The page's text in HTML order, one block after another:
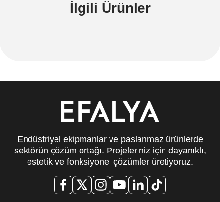
İlgili Ürünler
Endüstriyel ekipmanlar ve paslanmaz ürünlerde
sektörün çözüm ortağı. Projeleriniz için dayanıklı,
estetik ve fonksiyonel çözümler üretiyoruz.